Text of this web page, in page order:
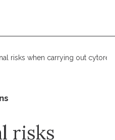
risks when carrying out
risks